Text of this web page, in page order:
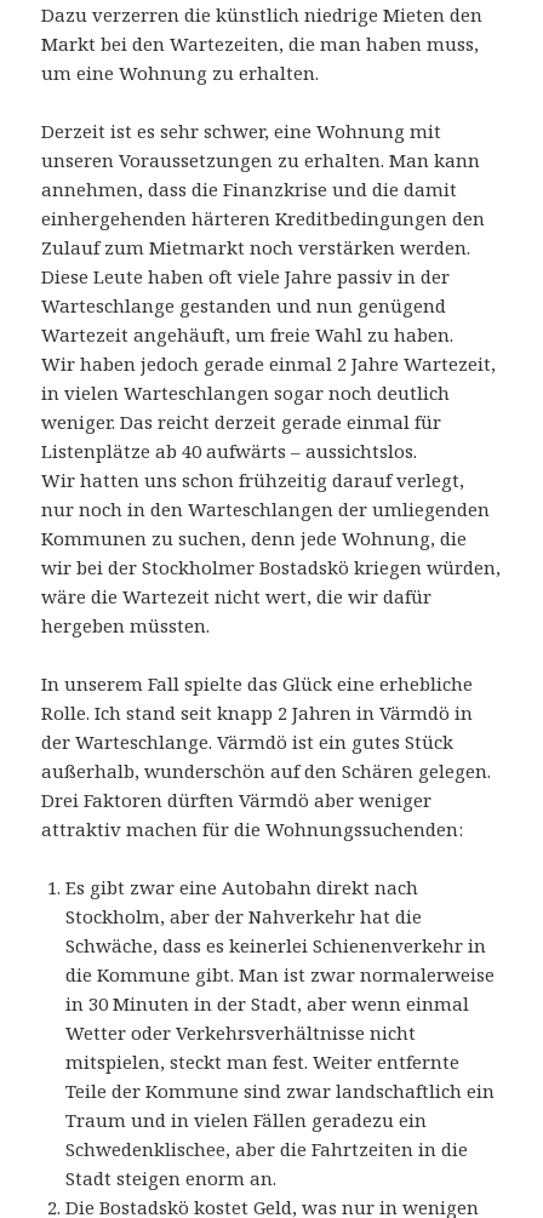
Dazu verzerren die künstlich niedrige Mieten den
Markt bei den Wartezeiten, die man haben muss,
um eine Wohnung zu erhalten.
Derzeit ist es sehr schwer, eine Wohnung mit
unseren Voraussetzungen zu erhalten. Man kann
annehmen, dass die Finanzkrise und die damit
einhergehenden härteren Kreditbedingungen den
Zulauf zum Mietmarkt noch verstärken werden.
Diese Leute haben oft viele Jahre passiv in der
Warteschlange gestanden und nun genügend
Wartezeit angehäuft, um freie Wahl zu haben.
Wir haben jedoch gerade einmal 2 Jahre Wartezeit,
in vielen Warteschlangen sogar noch deutlich
weniger. Das reicht derzeit gerade einmal für
Listenplätze ab 40 aufwärts – aussichtslos.
Wir hatten uns schon frühzeitig darauf verlegt,
nur noch in den Warteschlangen der umliegenden
Kommunen zu suchen, denn jede Wohnung, die
wir bei der Stockholmer Bostadskö kriegen würden,
wäre die Wartezeit nicht wert, die wir dafür
hergeben müssten.
In unserem Fall spielte das Glück eine erhebliche
Rolle. Ich stand seit knapp 2 Jahren in Värmdö in
der Warteschlange. Värmdö ist ein gutes Stück
außerhalb, wunderschön auf den Schären gelegen.
Drei Faktoren dürften Värmdö aber weniger
attraktiv machen für die Wohnungssuchenden:
Es gibt zwar eine Autobahn direkt nach
Stockholm, aber der Nahverkehr hat die
Schwäche, dass es keinerlei Schienenverkehr in
die Kommune gibt. Man ist zwar normalerweise
in 30 Minuten in der Stadt, aber wenn einmal
Wetter oder Verkehrsverhältnisse nicht
mitspielen, steckt man fest. Weiter entfernte
Teile der Kommune sind zwar landschaftlich ein
Traum und in vielen Fällen geradezu ein
Schwedenklischee, aber die Fahrtzeiten in die
Stadt steigen enorm an.
Die Bostadskö kostet Geld, was nur in wenigen